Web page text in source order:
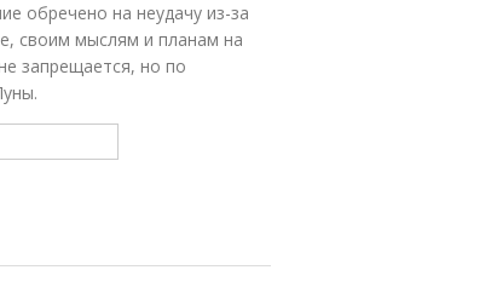
обречено на неудачу из-за
своим мыслям и планам на
запрещается, но по